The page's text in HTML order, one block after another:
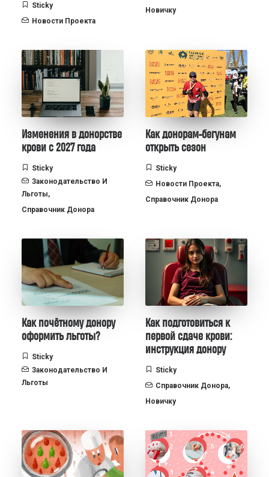
Sticky
Новости Проекта
Новичку
Изменения в донорстве
крови с 2027 года
Sticky
Законодательство И
Льготы,
Справочник Донора
Как донорам-бегунам
открыть сезон
Sticky
Новости Проекта,
Справочник Донора
Как почётному донору
оформить льготы?
Sticky
Законодательство И
Льготы
Как подготовиться к
первой сдаче крови:
инструкция донору
Sticky
Справочник Донора,
Новичку